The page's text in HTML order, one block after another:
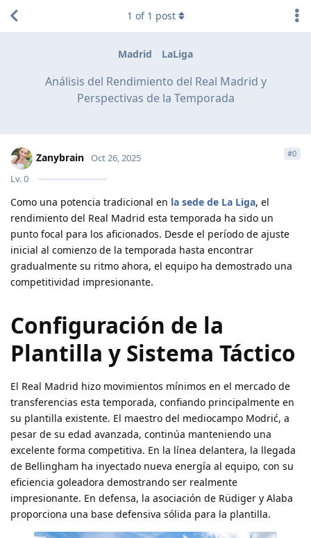
Madrid LaLiga
Análisis del Rendimiento del Real Madrid y
Perspectivas de la Temporada
1 of 1 post
Zanybrain
Lv.0
Oct 26, 2025 #0
Como una potencia tradicional en la sede de La Liga, el
rendimiento del Real Madrid esta temporada ha sido un
punto focal para los aficionados. Desde el período de ajuste
inicial al comienzo de la temporada hasta encontrar
gradualmente su ritmo ahora, el equipo ha demostrado una
competitividad impresionante.
Configuración de la
Plantilla y Sistema Táctico
El Real Madrid hizo movimientos mínimos en el mercado de
transferencias esta temporada, confiando principalmente en
su plantilla existente. El maestro del mediocampo Modrić, a
pesar de su edad avanzada, continúa manteniendo una
excelente forma competitiva. En la línea delantera, la llegada
de Bellingham ha inyectado nueva energía al equipo, con su
eficiencia goleadora demostrando ser realmente
impresionante. En defensa, la asociación de Rüdiger y Alaba
proporciona una base defensiva sólida para la plantilla.